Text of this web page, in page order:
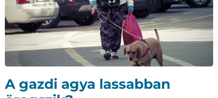
A gazdi agya lassabban